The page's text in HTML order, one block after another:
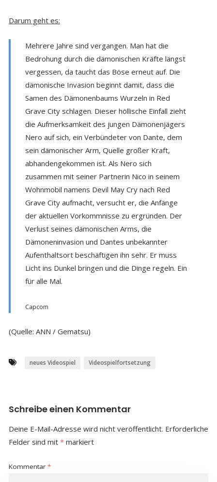
Darum geht es:
Mehrere Jahre sind vergangen. Man hat die
Bedrohung durch die dämonischen Kräfte längst
vergessen, da taucht das Böse erneut auf. Die
dämonische Invasion beginnt damit, dass die
Samen des Dämonenbaums Wurzeln in Red
Grave City schlagen. Dieser höllische Einfall zieht
die Aufmerksamkeit des jungen Dämonenjägers
Nero auf sich, ein Verbündeter von Dante, dem
sein dämonischer Arm, Quelle großer Kraft,
abhandengekommen ist. Als Nero sich
zusammen mit seiner Partnerin Nico in seinem
Wohnmobil namens Devil May Cry nach Red
Grave City aufmacht, versucht er, die Anfänge
der aktuellen Vorkommnisse zu ergründen. Der
Verlust seines dämonischen Arms, die
Dämoneninvasion und Dantes unbekannter
Aufenthaltsort beschäftigen ihn sehr. Er muss
Licht ins Dunkel bringen und die Dinge regeln. Ein
für alle Mal.
Capcom
(Quelle: ANN / Gematsu)
neues Videospiel Videospielfortsetzung
Schreibe einen Kommentar
Deine E-Mail-Adresse wird nicht veröffentlicht. Erforderliche
Felder sind mit *markiert
Kommentar *